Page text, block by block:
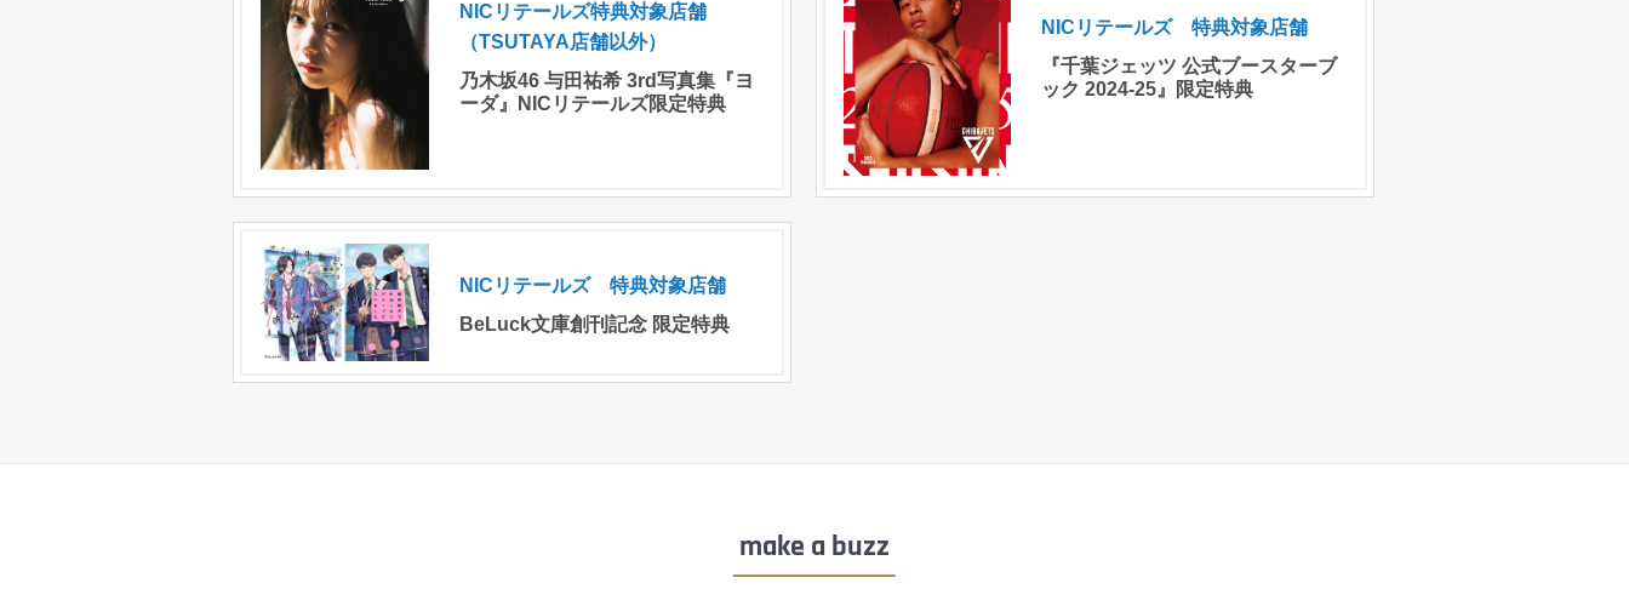
NICリテールズ特典対象店舗
（TSUTAYA店舗以外）
乃木坂46 与田祐希 3rd写真集『ヨ
ーダ』NICリテールズ限定特典
NICリテールズ 特典対象店舗
『千葉ジェッツ 公式ブースターブ
ック 2024-25』限定特典
NICリテールズ 特典対象店舗
BeLuck文庫創刊記念 限定特典
make a buzz